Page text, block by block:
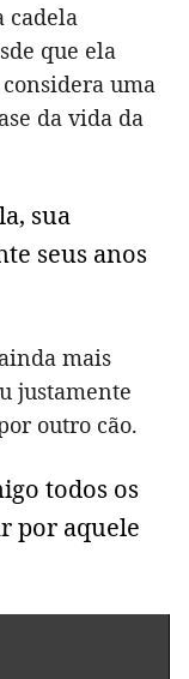
cadela
que ela
uma
da vida da
sua
seus anos
mais
justamente
outro cão.
todos os
por aquele